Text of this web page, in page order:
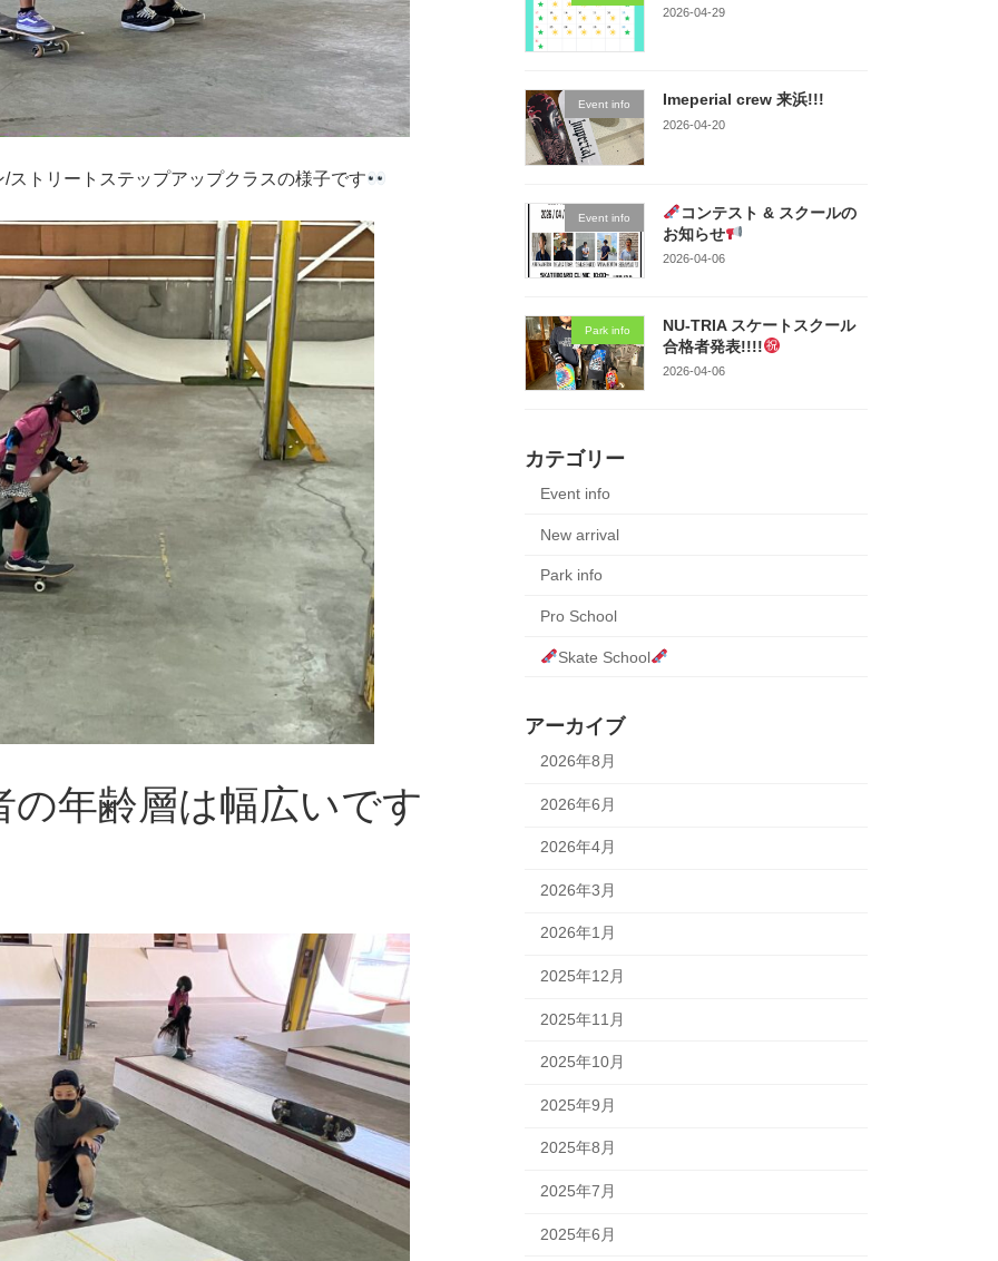
トリートステップアップクラスの様子です
年齢層は幅広いです
2026-04-29
Event info Imeperial crew 来浜!!!
2026-04-20
Event info
コンテスト & スクールの
お知らせ
2026-04-06
Park info
NU-TRIA スケートスクール
合格者発表!!!!
2026-04-06
カテゴリー
Event info
New arrival
Park info
Pro School
Skate School
アーカイブ
2026年8月
2026年6月
2026年4月
2026年3月
2026年1月
2025年12月
2025年11月
2025年10月
2025年9月
2025年8月
2025年7月
2025年6月